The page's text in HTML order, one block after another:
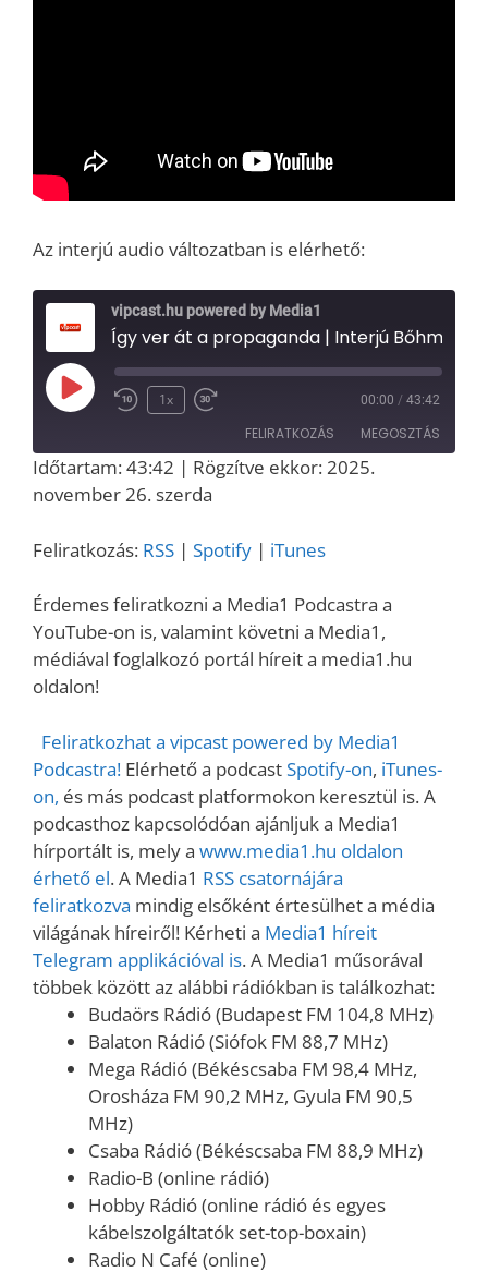
Az interjú audio változatban is elérhető:
vipcast.hu powered by Media1
Play
1x 00:00 / 43:42
FELIRATKOZÁS MEGOSZTÁS
RSS
MEGOSZT
ÁS
LINK
Időtartam: 43:42 | Rögzítve ekkor: 2025.
november 26. szerda
Feliratkozás: RSS | Spotify | iTunes
Érdemes feliratkozni a Media1 Podcastra a
YouTube-on is, valamint követni a Media1,
médiával foglalkozó portál híreit a media1.hu
oldalon!
Feliratkozhat a vipcast powered by Media1
Podcastra! Elérhető a podcastSpotify-on, iTunes-
on, és más podcast platformokon keresztül is. A
podcasthoz kapcsolódóan ajánljuk a Media1
hírportált is, mely a www.media1.hu oldalon
érhető el. A Media1 RSS csatornájára
feliratkozva mindig elsőként értesülhet a média
világának híreiről! Kérheti a Media1 híreit
Telegram applikációval is. A Media1 műsorával
többek között az alábbi rádiókban is találkozhat:
Budaörs Rádió (Budapest FM 104,8 MHz)
Balaton Rádió (Siófok FM 88,7 MHz)
Mega Rádió (Békéscsaba FM 98,4 MHz,
Orosháza FM 90,2 MHz, Gyula FM 90,5
MHz)
Csaba Rádió (Békéscsaba FM 88,9 MHz)
Radio-B (online rádió)
Hobby Rádió (online rádió és egyes
kábelszolgáltatók set-top-boxain)
Radio N Café (online)